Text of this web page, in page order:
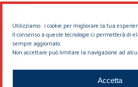
Utilizziamo i cookie per migliorare la tua
Il consenso a queste tecnologie ci permetterà di
sempre aggiornato.
Non accettare può limitare la navigazione ad
Accetta
© 2026